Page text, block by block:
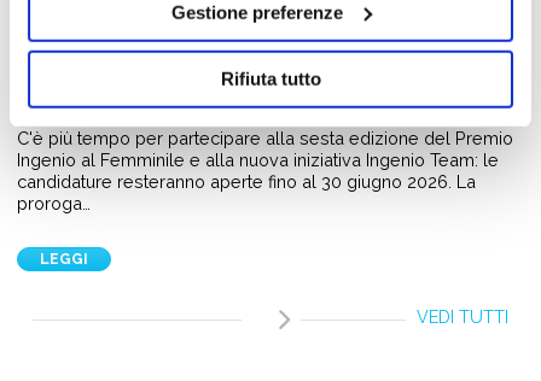
Gestione preferenze
Rifiuta tutto
PREMIO INGENIO AL FEMMINILE 2026:
CANDIDATURE APERTE FINO AL 30 GIUGNO. PIÙ
TEMPO ANCHE PER LA NUOVA SFIDA INGENIO
10 Giugno 2026
C'è più tempo per partecipare alla sesta edizione del Premio
Ingenio al Femminile e alla nuova iniziativa Ingenio Team: le
candidature resteranno aperte fino al 30 giugno 2026. La
proroga…
LEGGI
VEDI TUTTI